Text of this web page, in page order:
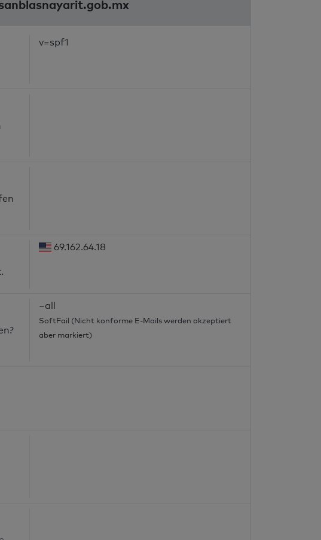
v=spf1
69.162.64.18
~all
SoftFail (Nicht konforme E-Mails werden akzeptiert
aber markiert)